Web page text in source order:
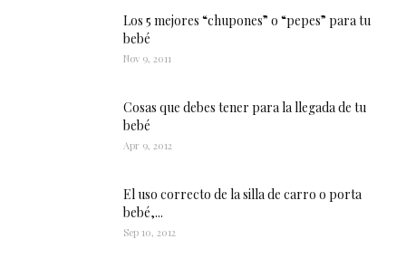
Los 5 mejores “chupones” o “pepes” para tu
bebé
Nov 9, 2011
Cosas que debes tener para la llegada de tu
bebé
Apr 9, 2012
El uso correcto de la silla de carro o porta
bebé,...
Sep 10, 2012